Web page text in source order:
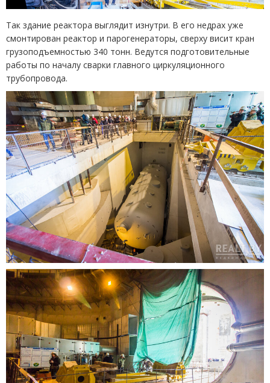
Так здание реактора выглядит изнутри. В его недрах уже
смонтирован реактор и парогенераторы, сверху висит кран
грузоподъемностью 340 тонн. Ведутся подготовительные
работы по началу сварки главного циркуляционного
трубопровода.